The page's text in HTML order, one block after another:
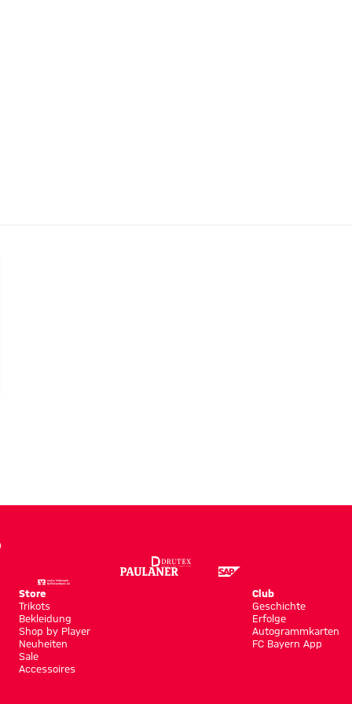
Store
Trikots
Bekleidung
Shop by Player
Neuheiten
Sale
Accessoires
Club
Geschichte
Erfolge
Autogrammkarten
FC Bayern App